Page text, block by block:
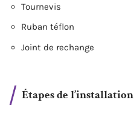
Tournevis
Ruban téflon
Joint de rechange
Étapes de l’installation